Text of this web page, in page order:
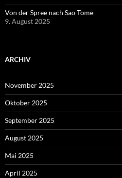
Von der Spree nach Sao Tome
9. August 2025
ARCHIV
November 2025
Oktober 2025
September 2025
August 2025
Mai 2025
April 2025